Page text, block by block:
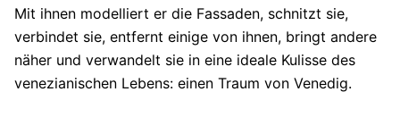
Mit ihnen modelliert er die Fassaden, schnitzt sie,
verbindet sie, entfernt einige von ihnen, bringt andere
näher und verwandelt sie in eine ideale Kulisse des
venezianischen Lebens: einen Traum von Venedig.